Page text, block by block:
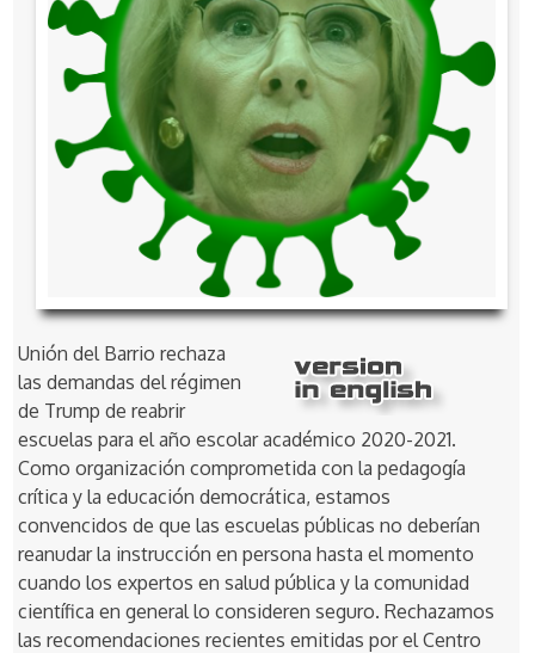
Unión del Barrio rechaza
las demandas del régimen
de Trump de reabrir
escuelas para el año escolar académico 2020-2021.
Como organización comprometida con la pedagogía
crítica y la educación democrática, estamos
convencidos de que las escuelas públicas no deberían
reanudar la instrucción en persona hasta el momento
cuando los expertos en salud pública y la comunidad
científica en general lo consideren seguro. Rechazamos
las recomendaciones recientes emitidas por el Centro